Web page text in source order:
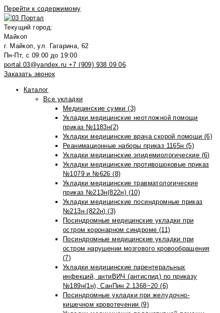
Перейти к содержимому
Текущий город:
Майкоп
г. Майкоп, ул. Гагарина, 62
Пн-Пт, с 09:00 до 19:00
portal.03@yandex.ru +7 (909) 938 09 06
Заказать звонок
Каталог
Все укладки
Медицинские сумки (3)
Укладки медицинские неотложной помощи
приказ №1183н(2)
Укладки медицинские врача скорой помощи (6)
Реанимационные наборы приказ 1165н (5)
Укладки медицинские эпидемиологические (6)
Укладки медицинские противошоковые приказ
№1079 и №626 (8)
Укладки медицинские травматологические
приказ №213н(822н) (10)
Укладки медицинские посиндромные приказ
№213н (822н) (3)
Посиндромные медицинские укладки при
остром коронарном синдроме (11)
Посиндромные медицинские укладки при
остром нарушении мозгового кровообращения
(7)
Укладки медицинские парентеральных
инфекций, антиВИЧ (антиспид) по приказу
№189н(1н), СанПин 2.1368−20 (6)
Посиндромные укладки при желудочно-
кишечном кровотечении (9)